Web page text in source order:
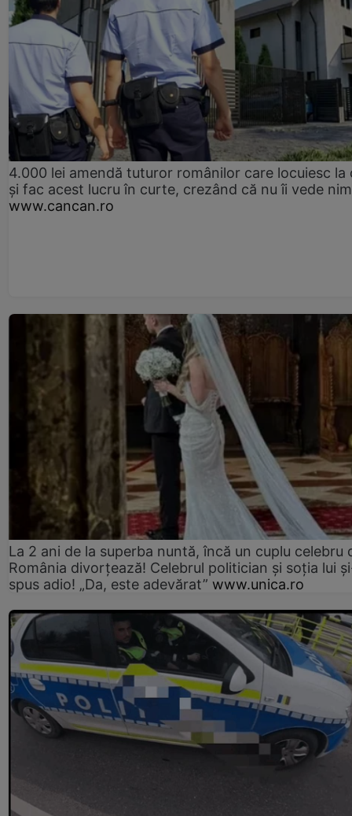
4.000 lei amendă tuturor românilor care locuiesc la
și fac acest lucru în curte, crezând că nu îi vede
www.cancan.ro
La 2 ani de la superba nuntă, încă un cuplu celebru
România divorțează! Celebrul politician și soția lui
spus adio! „Da, este adevărat” www.unica.ro